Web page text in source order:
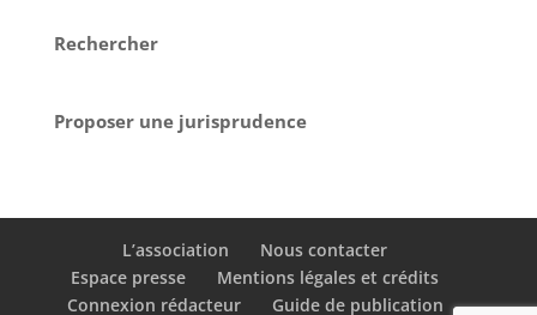
Rechercher
Proposer une jurisprudence
L’association
Nous contacter
Espace presse
Mentions légales et crédits
Connexion rédacteur
Guide de publication